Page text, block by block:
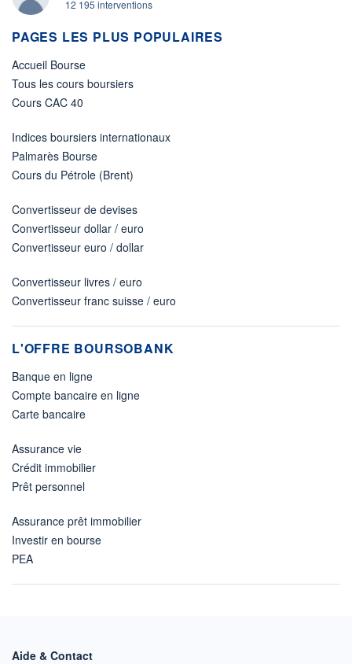
12 195 interventions
PAGES LES PLUS POPULAIRES
Accueil Bourse
Tous les cours boursiers
Cours CAC 40
Indices boursiers internationaux
Palmarès Bourse
Cours du Pétrole (Brent)
Convertisseur de devises
Convertisseur dollar / euro
Convertisseur euro / dollar
Convertisseur livres / euro
Convertisseur franc suisse / euro
L'OFFRE BOURSOBANK
Banque en ligne
Compte bancaire en ligne
Carte bancaire
Assurance vie
Crédit immobilier
Prêt personnel
Assurance prêt immobilier
Investir en bourse
PEA
Aide & Contact